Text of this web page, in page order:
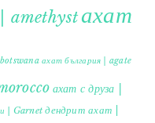
amethystахат
ахат българия | agate
ахат с друза |
| Garnet дендрит ахат |